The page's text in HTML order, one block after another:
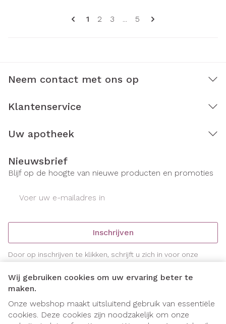
Wij gebruiken cookies om uw ervaring beter te
maken.
Onze webshop maakt uitsluitend gebruik van essentiële
cookies. Deze cookies zijn noodzakelijk om onze
Pagina's
U lees momenteel pagina
1 Pagina
2 Pagina
3 ... Pagina
5
Neem contact met ons op
Klantenservice
Uw apotheek
Nieuwsbrief
Blijf op de hoogte van nieuwe producten en promoties
Inschrijven
Door op inschrijven te klikken, schrijft u zich in voor onze
nieuwsbrief en gaat u akkoord met onzeprivacy policy.